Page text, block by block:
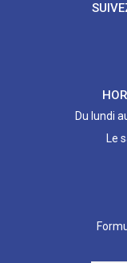
Du lundi
Le